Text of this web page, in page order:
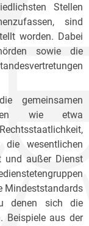
Stellen
sind
worden. Dabei
sowie die
gemeinsamen
wie etwa
wesentlichen
und außer Dienst
Mindeststandards
denen sich die
Beispiele aus der